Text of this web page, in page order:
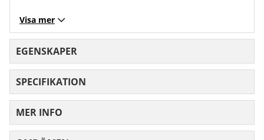
samma pass.
Den luft- och motståndsbaserade konstruktionen ger ett
jämnt, följsamt och självreglerande motstånd där
intensiteten styrs av användaren - precis likt en Concept2
SkiErg. Detta gör JTC Sport Ski Air lika lämplig för lugn
konditionsträning som för högintensiva intervaller. Tack
vare den fristående designen krävs ingen väggmontering,
företagsgym och träningslokaler.
Visa mer
EGENSKAPER
SPECIFIKATION
MER INFO